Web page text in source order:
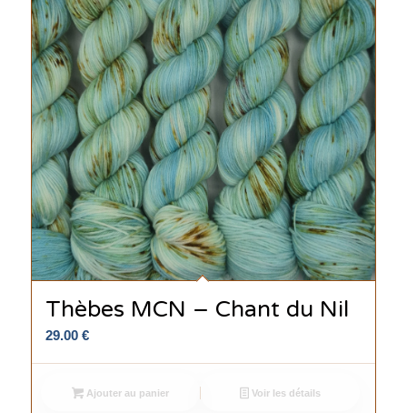
Thèbes MCN – Chant du Nil
29.00 €
Ajouter au panier Voir les détails